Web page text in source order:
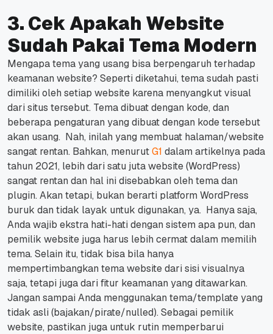
3. Cek Apakah Website
Sudah Pakai Tema Modern
Mengapa tema yang usang bisa berpengaruh terhadap
keamanan website? Seperti diketahui, tema sudah pasti
dimiliki oleh setiap website karena menyangkut visual
dari situs tersebut. Tema dibuat dengan kode, dan
beberapa pengaturan yang dibuat dengan kode tersebut
akan usang. Nah, inilah yang membuat halaman/website
sangat rentan. Bahkan, menurutG1 dalam artikelnya pada
tahun 2021, lebih dari satu jutawebsite(WordPress)
sangat rentan dan hal ini disebabkan oleh tema dan
plugin. Akan tetapi, bukan berarti platform WordPress
buruk dan tidak layak untuk digunakan, ya. Hanya saja,
Anda wajib ekstra hati-hati dengan sistem apa pun, dan
pemilik website juga harus lebih cermat dalam memilih
tema. Selain itu, tidak bisa bila hanya
mempertimbangkan temawebsitedari sisi visualnya
saja, tetapi juga dari fitur keamanan yang ditawarkan.
Jangan sampai Anda menggunakan tema/template yang
tidak asli (bajakan/pirate/nulled). Sebagai pemilik
website, pastikan juga untuk rutin memperbarui